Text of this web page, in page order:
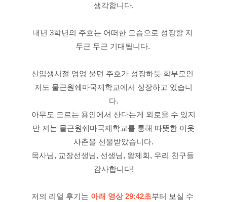
생각합니다.
내년 3학년의 주호는 어떠한 모습으로 성장할 지
두근 두근 기대됩니다.
신입생시절 엉엉 울던 주호가 성장하듯 학부모인
저도 물근원쉐마국제학교에서 성장하고 있습니
다.
아무도 모르는 용인에서 산다는게 외로울 수 있지
만 저는 물근원쉐마국제학교를 통해 따뜻한 이웃
사촌을 선물받았습니다.
목사님, 교장선생님, 선생님, 왕제회, 우리 친구들
감사합니다!
저의 리얼 후기는 아래 영상 29:42초부터 보실 수